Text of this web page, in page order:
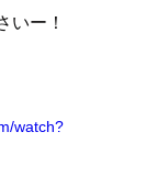
いー！
watch?